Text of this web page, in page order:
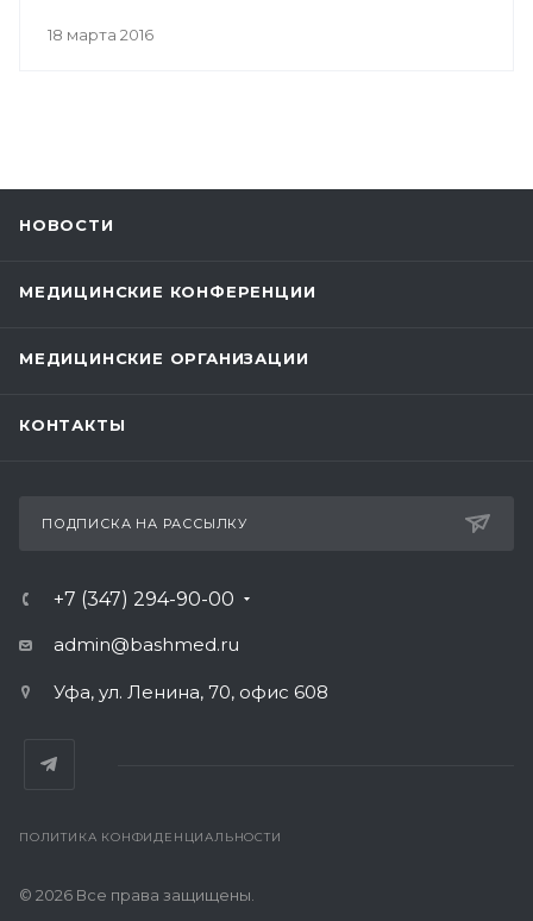
санатории», посвященная 80 – летнему юбилею
18 марта 2016
НОВОСТИ
МЕДИЦИНСКИЕ КОНФЕРЕНЦИИ
МЕДИЦИНСКИЕ ОРГАНИЗАЦИИ
КОНТАКТЫ
ПОДПИСКА НА РАССЫЛКУ
+7 (347) 294-90-00
admin@bashmed.ru
Уфа, ул. Ленина, 70, офис 608
ПОЛИТИКА КОНФИДЕНЦИАЛЬНОСТИ
© 2026 Все права защищены.